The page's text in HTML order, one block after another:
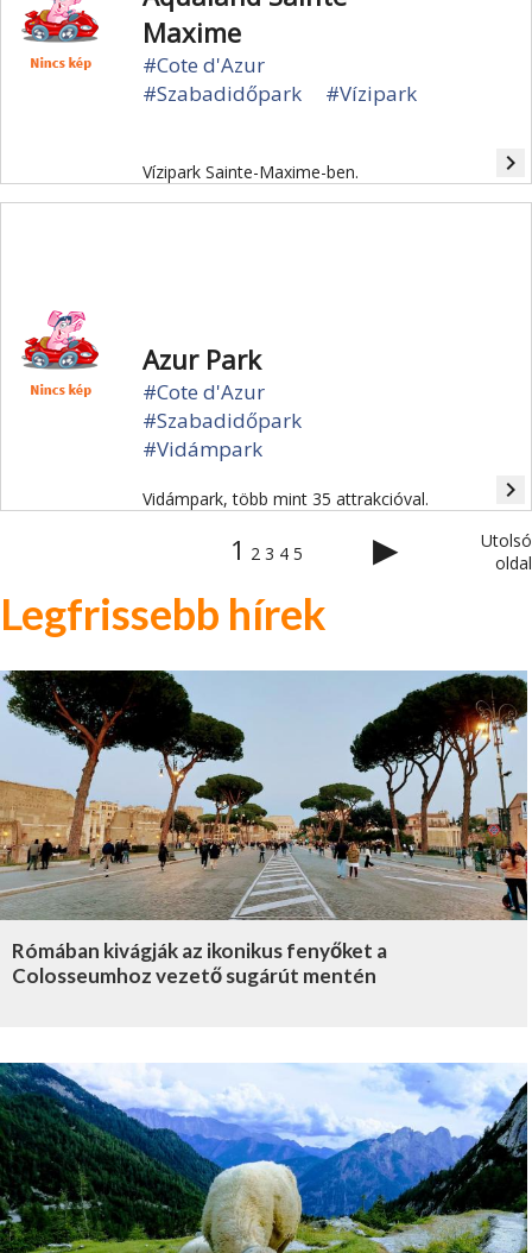
Maxime
#Cote d'Azur
#Szabadidőpark
#Vízipark
Vízipark Sainte-Maxime-ben. navigate_next
Azur Park
#Cote d'Azur
#Szabadidőpark
#Vidámpark
Vidámpark, több mint 35 attrakcióval. navigate_next
1 2 3 4 5 ▶
Utolsó
oldal
Legfrissebb hírek
Rómában kivágják az ikonikus fenyőket a
Colosseumhoz vezető sugárút mentén